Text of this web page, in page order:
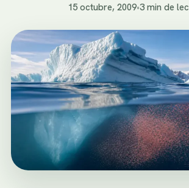
15 octubre, 2009•3 min de